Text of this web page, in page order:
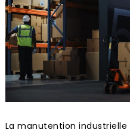
La manutention